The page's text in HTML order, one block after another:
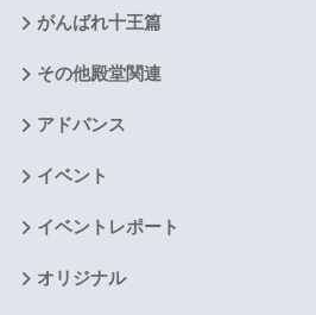
がんばれ十王篇
その他殿堂関連
アドバンス
イベント
イベントレポート
オリジナル